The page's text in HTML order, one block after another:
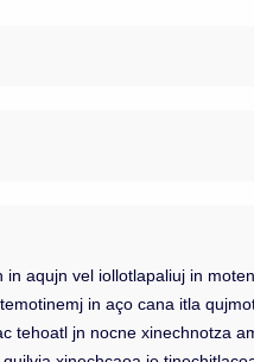
aqujn vel iollotlapaliuj in
in aço cana itla
jn nocne xinechnotza